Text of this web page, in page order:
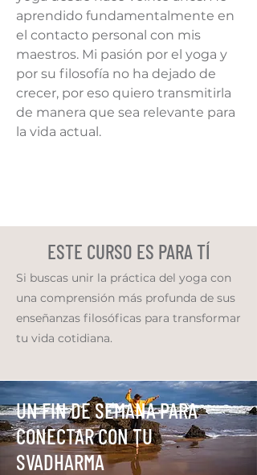
aprendido fundamentalmente en
el contacto personal con mis
maestros. Mi pasión por el yoga y
por su filosofía no ha dejado de
crecer, por eso quiero transmitirla
de manera que sea relevante para
la vida actual.
ESTE CURSO ES PARA TÍ
Si buscas unir la práctica del yoga con
una comprensión más profunda de sus
enseñanzas filosóficas para transformar
tu vida cotidiana.
UN FIN DE SEMANA PARA
CONECTAR CON TU
SVADHARMA